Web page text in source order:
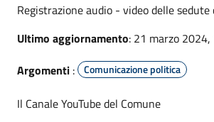
Registrazione audio - video delle sedute
Ultimo aggiornamento: 21 marzo
Argomenti : Comunicazione politica
Il Canale YouTube del Comune